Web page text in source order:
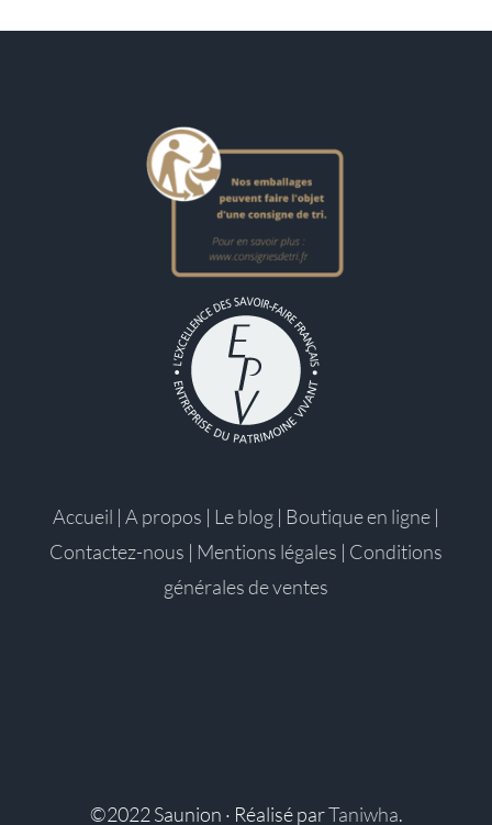
Accueil | A propos | Le blog | Boutique en ligne |
Contactez-nous | Mentions légales | Conditions
générales de ventes
©2022 Saunion · Réalisé parTaniwha.